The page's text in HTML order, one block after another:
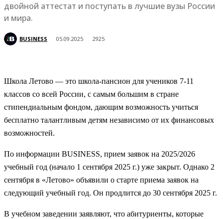
двойной аттестат и поступать в лучшие вузы России
и мира.
BUSINESS 05.09.2025 2925
Школа Летово — это школа-пансион для учеников 7-11
классов со всей России, с самым большим в стране
стипендиальным фондом, дающим возможность учиться
бесплатно талантливым детям независимо от их финансовых
возможностей.
По информации BUSINESS, прием заявок на 2025/2026
учебный год (начало 1 сентября 2025 г.) уже закрыт. Однако 2
сентября в «Летово» объявили о старте приема заявок на
следующий учебный год. Он продлится до 30 сентября 2025 г.
В учебном заведении заявляют, что абитуриенты, которые